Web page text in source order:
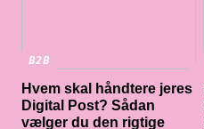
B2B
Hvem skal håndtere jeres
Digital Post? Sådan
vælger du den rigtige